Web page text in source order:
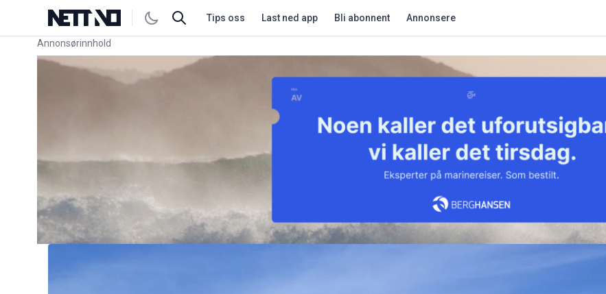
Tips oss Last ned app Bli abonnent Annonsere
Annonsørinnhold
Link for annonse